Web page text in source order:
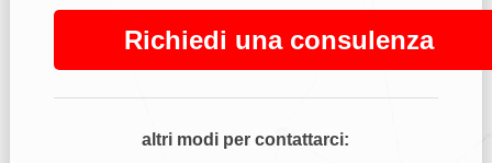
Richiedi una consulenza
altri modi per contattarci: